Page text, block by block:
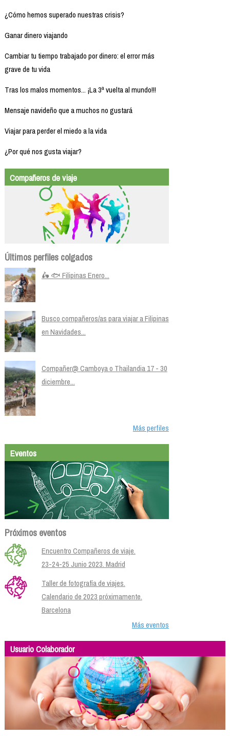
¿Cómo hemos superado nuestras crisis?
Ganar dinero viajando
Cambiar tu tiempo trabajado por dinero: el error más
grave de tu vida
Tras los malos momentos... ¡La 3ª vuelta al mundo!!!
Mensaje navideño que a muchos no gustará
Viajar para perder el miedo a la vida
¿Por qué nos gusta viajar?
Compañeros de viaje
Últimos perfiles colgados
🛵 🐟 Filipinas Enero...
Busco compañeros/as para viajar a Filipinas
en Navidades...
Compañer@ Camboya o Thailandia 17 - 30
diciembre...
Más perfiles
Eventos
Próximos eventos
Encuentro Compañeros de viaje.
23-24-25 Junio 2023. Madrid
Taller de fotografía de viajes.
Calendario de 2023 próximamente.
Barcelona
Más eventos
Usuario Colaborador